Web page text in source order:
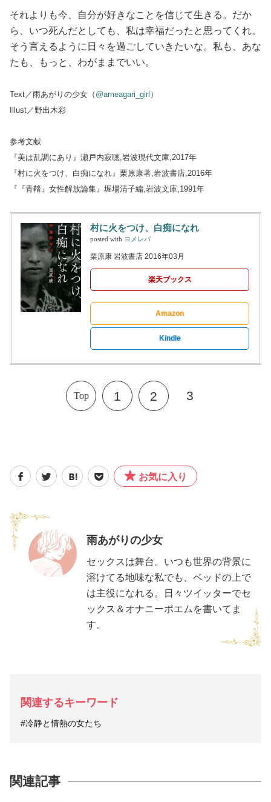
それよりも今、自分が好きなことを信じて生きる。だか
ら、いつ死んだとしても、私は幸福だったと思ってくれ。
そう言えるように日々を過ごしていきたいな。私も、あな
たも、もっと、わがままでいい。
Text／雨あがりの少女（ @ameagari_girl ）
Illust／野出木彩
参考文献
『美は乱調にあり』瀬戸内寂聴,岩波現代文庫,2017年
『村に火をつけ、白痴になれ』栗原康著,岩波書店,2016年
『『青鞜』女性解放論集』堀場清子編,岩波文庫,1991年
村に火をつけ、白痴になれ
posted with ヨメレバ
栗原康 岩波書店 2016年03月
楽天ブックス
Amazon
Kindle
Top 1 2 3
お気に入り
雨あがりの少女
セックスは舞台。いつも世界の背景に
溶けてる地味な私でも、ベッドの上で
は主役になれる。日々ツイッターでセ
ックス＆オナニーポエムを書いてま
す。
関連するキーワード
#冷静と情熱の女たち
関連記事